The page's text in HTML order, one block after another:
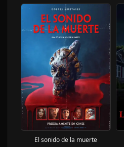
El sonido de la muerte